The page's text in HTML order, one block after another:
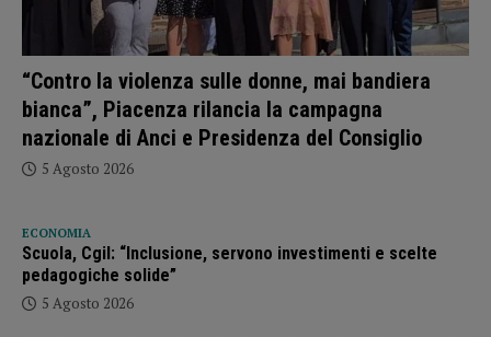
“Contro la violenza sulle donne, mai bandiera
bianca”, Piacenza rilancia la campagna
nazionale di Anci e Presidenza del Consiglio
5 Agosto 2026
ECONOMIA
Scuola, Cgil: “Inclusione, servono investimenti e scelte
pedagogiche solide”
5 Agosto 2026